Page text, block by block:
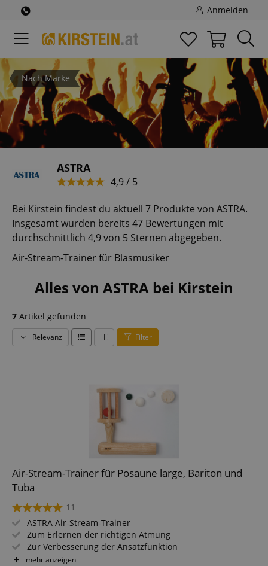
Anmelden
Nach Marke
ASTRA
4,9 / 5
Bei Kirstein findest du aktuell 7 Produkte von ASTRA.
Insgesamt wurden bereits 47 Bewertungen mit
durchschnittlich 4,9 von 5 Sternen abgegeben.
Air-Stream-Trainer für Blasmusiker
Alles von ASTRA bei Kirstein
7 Artikel gefunden
Relevanz Filter
Air-Stream-Trainer für Posaune large, Bariton und
Tuba
11
ASTRA Air-Stream-Trainer
Zum Erlernen der richtigen Atmung
Zur Verbesserung der Ansatzfunktion
Für Posaune large, Bariton oder Tuba
mehr anzeigen